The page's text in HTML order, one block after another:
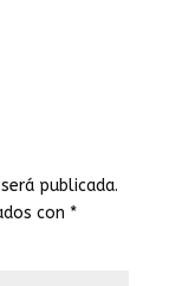
publicada.
con *